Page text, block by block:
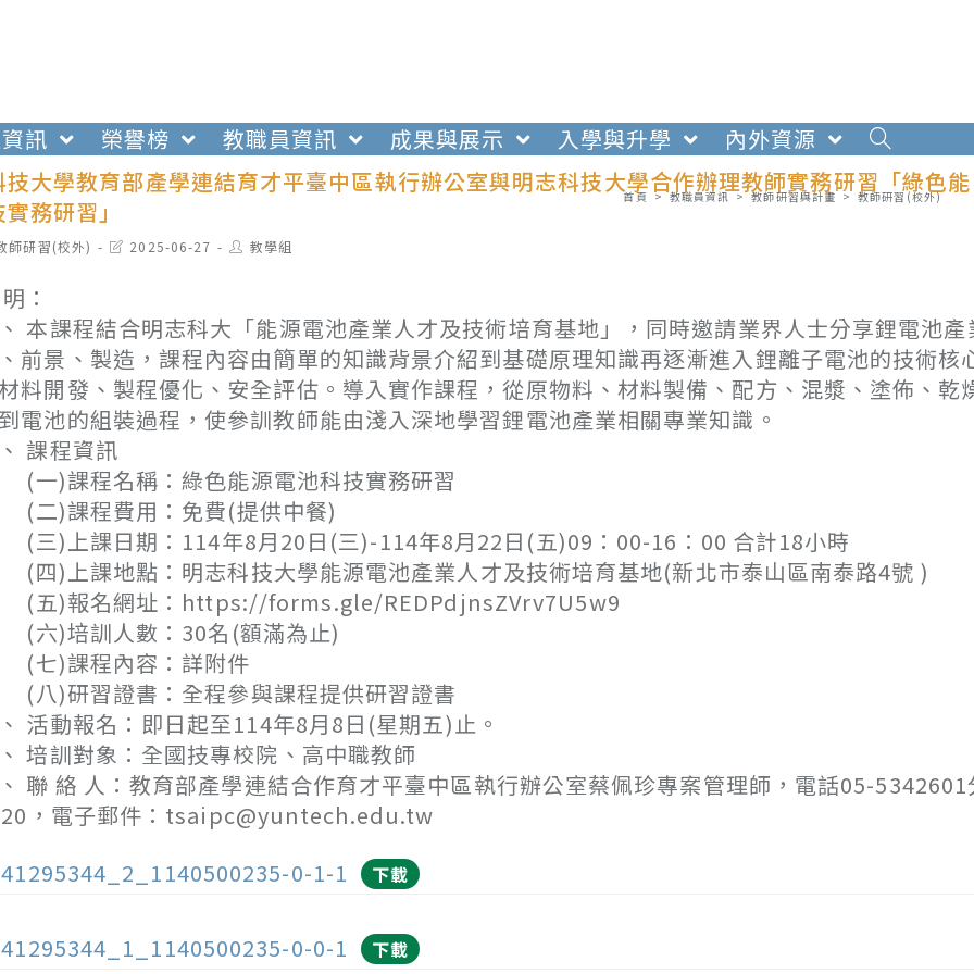
訊 榮譽榜 教職員資訊 成果與展示 入學與升學
內外資源
大學教育部產學連結育才平臺中區執行辦公室與明志科技大學合作辦理教師實務研習「綠色能
務研習」
首頁 > 教職員資訊 > 教師研習與計畫 > 教師研習(校外)
師研習(校外)
Post2025-06-27
Post教學組
：
本課程結合明志科大「能源電池產業人才及技術培育基地」，同時邀請業界人士分享鋰電池產
前景、製造，課程內容由簡單的知識背景介紹到基礎原理知識再逐漸進入鋰離子電池的技術核
料開發、製程優化、安全評估。導入實作課程，從原物料、材料製備、配方、混漿、塗佈、乾
電池的組裝過程，使參訓教師能由淺入深地學習鋰電池產業相關專業知識。
課程資訊
)課程名稱：綠色能源電池科技實務研習
)課程費用：免費(提供中餐)
)上課日期：114年8月20日(三)-114年8月22日(五)09：00-16：00 合計18小時
)上課地點：明志科技大學能源電池產業人才及技術培育基地(新北市泰山區南泰路4號 )
)報名網址：https://forms.gle/REDPdjnsZVrv7U5w9
)培訓人數：30名(額滿為止)
)課程內容：詳附件
)研習證書：全程參與課程提供研習證書
活動報名：即日起至114年8月8日(星期五)止。
培訓對象：全國技專校院、高中職教師
聯 絡 人：教育部產學連結合作育才平臺中區執行辦公室蔡佩珍專案管理師，電話05-5342601
，電子郵件：tsaipc@yuntech.edu.tw
0-1-1
下載
0-0-1 下載